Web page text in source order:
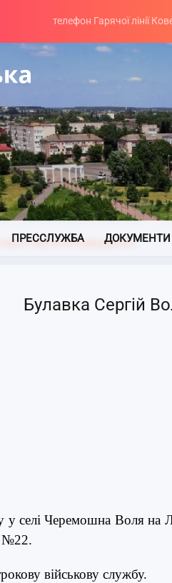
телефон Гарячої лінії
ПРЕССЛУЖБА ДОКУМЕНТИ
Сергій Володимирович
Булавка Сергій
у селі Черемошна Воля
№22.
військову службу.